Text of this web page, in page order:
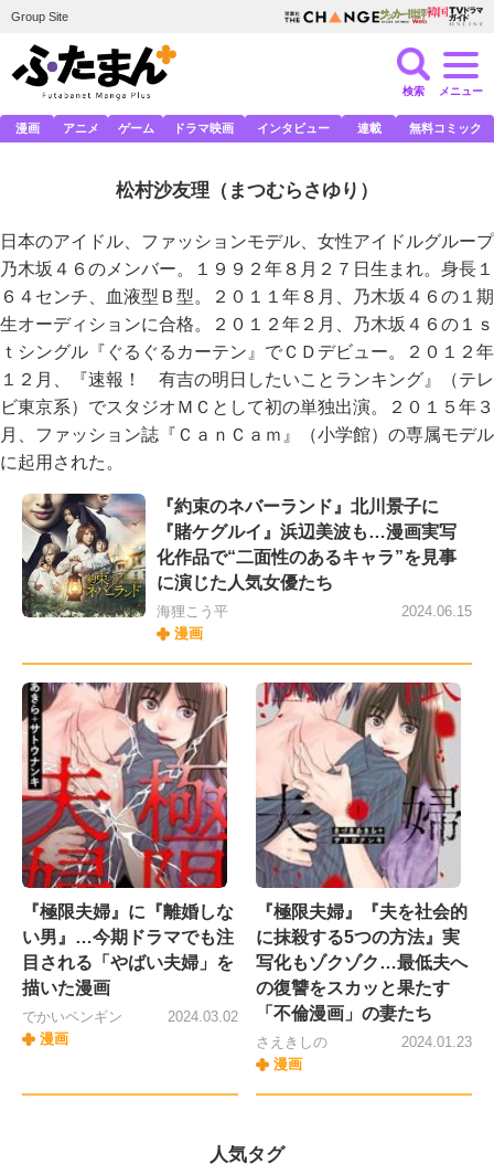
Group Site
検索 メニュー
漫画 アニメ ゲーム ドラマ映画 インタビュー 連載 無料コミック
松村沙友理 （まつむらさゆり）
日本のアイドル、ファッションモデル、女性アイドルグループ
乃木坂４６のメンバー。１９９２年８月２７日生まれ。身長１
６４センチ、血液型Ｂ型。２０１１年８月、乃木坂４６の１期
生オーディションに合格。２０１２年２月、乃木坂４６の１ｓ
ｔシングル『ぐるぐるカーテン』でＣＤデビュー。２０１２年
１２月、『速報！ 有吉の明日したいことランキング』（テレ
ビ東京系）でスタジオＭＣとして初の単独出演。２０１５年３
月、ファッション誌『ＣａｎＣａｍ』（小学館）の専属モデル
に起用された。
『約束のネバーランド』北川景子に
『賭ケグルイ』浜辺美波も…漫画実写
化作品で“二面性のあるキャラ”を見事
に演じた人気女優たち
海狸こう平
漫画
2024.06.15
『極限夫婦』に『離婚しな
い男』…今期ドラマでも注
目される「やばい夫婦」を
描いた漫画
でかいペンギン
漫画
2024.03.02
『極限夫婦』『夫を社会的
に抹殺する5つの方法』実
写化もゾクゾク…最低夫へ
の復讐をスカッと果たす
「不倫漫画」の妻たち
さえきしの
漫画
2024.01.23
人気タグ